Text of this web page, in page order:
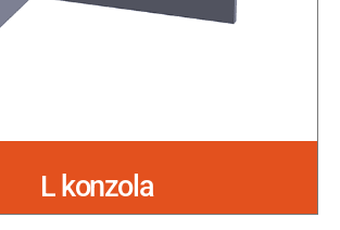
L konzola